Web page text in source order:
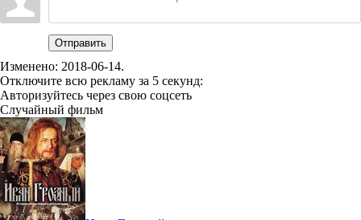
Отправить
Изменено: 2018-06-14.
Отключите всю рекламу за 5 секунд:
Авторизуйтесь через свою соцсеть
Случайный фильм